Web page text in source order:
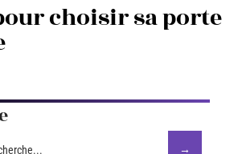
choisir sa porte